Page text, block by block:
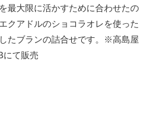
最大限に活かすために合わせたの
クアドルのショコラオレを使った
たブランの詰合せです。※高島屋
て販売